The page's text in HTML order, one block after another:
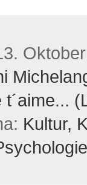
t´aime...
Kultur,